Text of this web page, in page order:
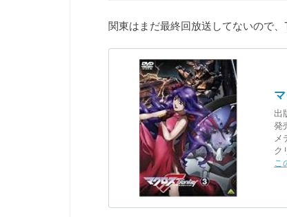
関東はまだ最終回放送してないので、
出
発
メ
ク
こ